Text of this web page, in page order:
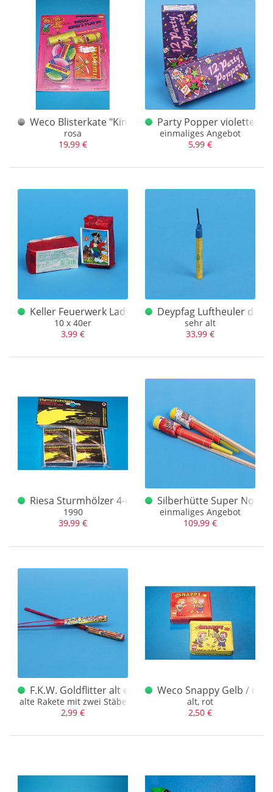
Zündwarenwerk Köpenick
Weco Blisterkate "Kings Play III" rosa
rosa
19,99 €
Party Popper violette
einmaliges Angebot
5,99 €
Keller Feuerwerk Lady Cracker 400 Pinselstrich
10 x 40er
3,99 €
Deypfag Luftheuler dt.
sehr alt
33,99 €
Riesa Sturmhölzer 4-er
1990
39,99 €
Silberhütte Super Nova
einmaliges Angebot
109,99 €
F.K.W. Goldflitter alt einzeln
alte Rakete mit zwei Stäbe
2,99 €
Weco Snappy Gelb / rot
alt, rot
2,50 €